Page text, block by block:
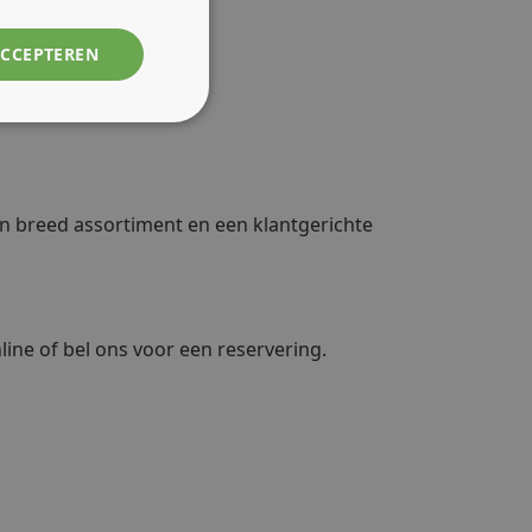
breed assortiment en een klantgerichte
of bel ons voor een reservering.